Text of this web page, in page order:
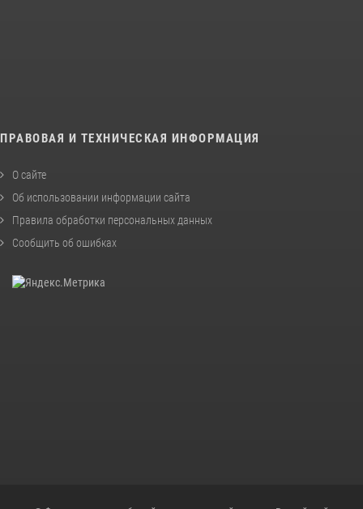
ПРАВОВАЯ И ТЕХНИЧЕСКАЯ ИНФОРМАЦИЯ
О сайте
Об использовании информации сайта
Правила обработки персональных данных
Сообщить об ошибках